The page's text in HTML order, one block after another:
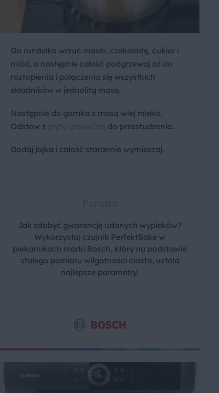
Do rondelka wrzuć masło, czekoladę, cukier i
miód, a następnie całość podgrzewaj aż do
roztopienia i połączenia się wszystkich
składników w jednolitą masę.
Następnie do garnka z masą wlej mleko.
Odstaw z płyty grzewczej do przestudzenia.
Dodaj jajka i całość starannie wymieszaj.
Jak zdobyć gwarancję udanych wypieków?
Wykorzystaj czujnik PerfektBake w
piekarnikach marki Bosch, który na podstawie
stałego pomiaru wilgotności ciasta, ustala
najlepsze parametry.